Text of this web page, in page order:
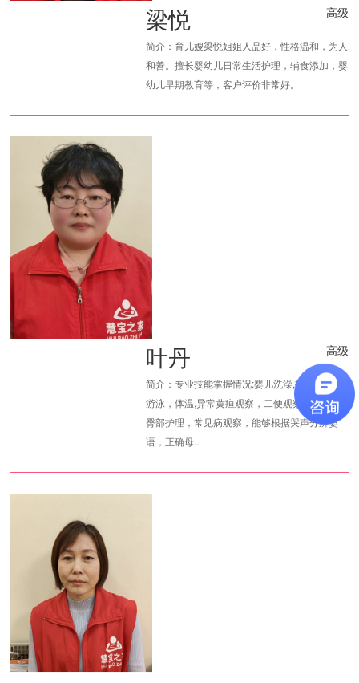
梁悦 高级
简介：育儿嫂梁悦姐姐人品好，性格温和，为人
和善。擅长婴幼儿日常生活护理，辅食添加，婴
幼儿早期教育等，客户评价非常好。
叶丹 高级
简介：专业技能掌握情况:婴儿洗澡,抚触，按摩,
游泳，体温,异常黄疸观察，二便观察,脐部消毒,
臀部护理，常见病观察，能够根据哭声分辨婴
语，正确母...